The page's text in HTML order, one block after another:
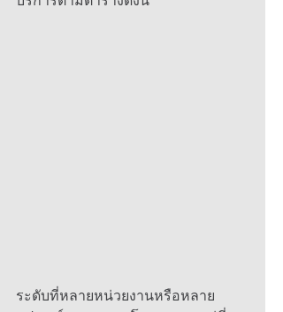
ระดับที่หลายหน่วยงานหรือหลาย